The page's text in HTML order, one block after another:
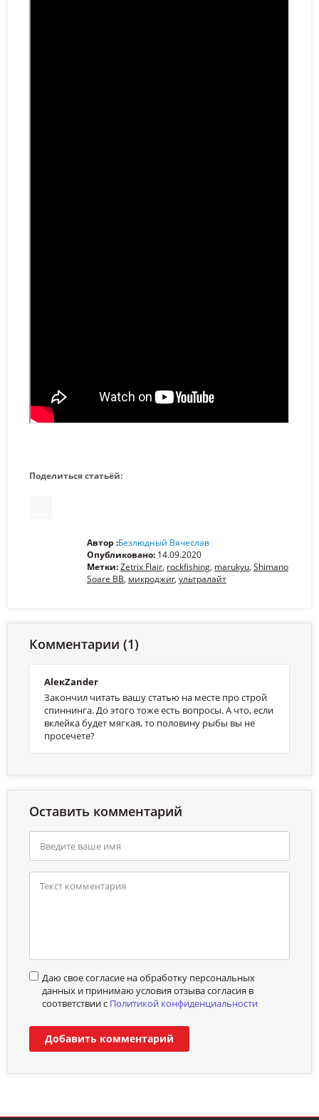
Поделиться статьёй:
Автор :Безлюдный Вячеслав
Опубликовано: 14.09.2020
Метки:Zetrix Flair, rockfishing, marukyu, Shimano
Soare BB, микроджиг, ультралайт
Комментарии (1)
АlекZander
Закончил читать вашу статью на месте про строй
спиннинга. До этого тоже есть вопросы. А что, если
вклейка будет мягкая, то половину рыбы вы не
просечете?
Оставить комментарий
Даю свое согласие на обработку персональных
данных и принимаю условия отзыва согласия в
соответствии с Политикой конфиденциальности
Добавить комментарий